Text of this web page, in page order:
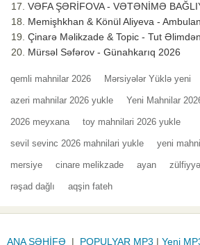
VƏFA ŞƏRİFOVA - VƏTƏNİMƏ
Memişhkhan & Könül Aliyeva -
Çinarə Məlikzade & Topic - Tut
Mürsəl Səfərov - Günahkarıq 2026
qemli mahnilar 2026 Mərsiyələr Yüklə yeni
azeri mahnilar 2026 yukle Yeni Mahnilar
2026 meyxana toy mahnilari 2026 yukle
sevil sevinc 2026 mahnilari yukle yeni
mersiye cinare melikzade ayan
rəşad dağlı aqşin fateh
ANA SƏHİFƏ | POPULYAR MP3 | Yeni